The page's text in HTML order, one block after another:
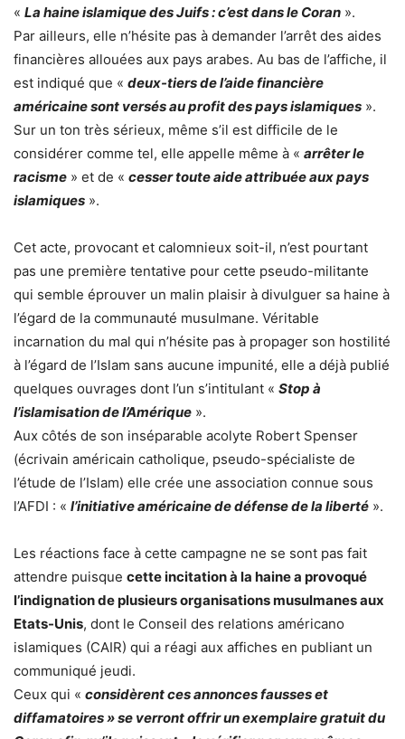
« La haine islamique des Juifs : c’est dans le Coran ».
Par ailleurs, elle n’hésite pas à demander l’arrêt des aides
financières allouées aux pays arabes. Au bas de l’affiche, il
est indiqué que « deux-tiers de l’aide financière
américaine sont versés au profit des pays islamiques ».
Sur un ton très sérieux, même s’il est difficile de le
considérer comme tel, elle appelle même à « arrêter le
racisme » et de « cesser toute aide attribuée aux pays
islamiques ».
Cet acte, provocant et calomnieux soit-il, n’est pourtant
pas une première tentative pour cette pseudo-militante
qui semble éprouver un malin plaisir à divulguer sa haine à
l’égard de la communauté musulmane. Véritable
incarnation du mal qui n’hésite pas à propager son hostilité
à l’égard de l’Islam sans aucune impunité, elle a déjà publié
quelques ouvrages dont l’un s’intitulant « Stop à
l’islamisation de l’Amérique ».
Aux côtés de son inséparable acolyte Robert Spenser
(écrivain américain catholique, pseudo-spécialiste de
l’étude de l’Islam) elle crée une association connue sous
l’AFDI : « l’initiative américaine de défense de la liberté ».
Les réactions face à cette campagne ne se sont pas fait
attendre puisque cette incitation à la haine a provoqué
l’indignation de plusieurs organisations musulmanes aux
Etats-Unis, dont le Conseil des relations américano
islamiques (CAIR) qui a réagi aux affiches en publiant un
communiqué jeudi.
Ceux qui « considèrent ces annonces fausses et
diffamatoires » se verront offrir un exemplaire gratuit du